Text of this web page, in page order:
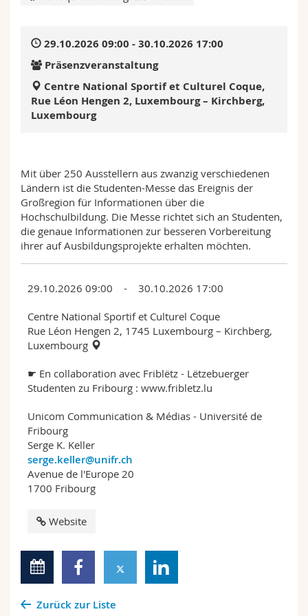
Interfakultär
Doktorierende
Vorlesungsverzeichnis
MyUnifr
29.10.2026 09:00 - 30.10.2026 17:00
Präsenzveranstaltung
Centre National Sportif et Culturel Coque,
Rue Léon Hengen 2, Luxembourg – Kirchberg,
Luxembourg
Mit über 250 Ausstellern aus zwanzig verschiedenen
Ländern ist die Studenten-Messe das Ereignis der
Großregion für Informationen über die
Hochschulbildung. Die Messe richtet sich an Studenten,
die genaue Informationen zur besseren Vorbereitung
ihrer auf Ausbildungsprojekte erhalten möchten.
29.10.2026 09:00 - 30.10.2026 17:00
Centre National Sportif et Culturel Coque
Rue Léon Hengen 2, 1745 Luxembourg – Kirchberg,
Luxembourg
☛ En collaboration avec Friblëtz - Lëtzebuerger
Studenten zu Fribourg : www.fribletz.lu
Unicom Communication & Médias - Université de
Fribourg
Serge K. Keller
serge.keller@unifr.ch
Avenue de l'Europe 20
1700 Fribourg
Website
Zurück zur Liste